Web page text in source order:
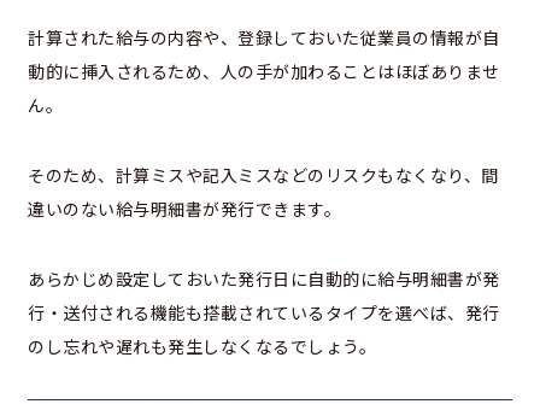
計算された給与の内容や、登録しておいた従業員の情報が自
動的に挿入されるため、人の手が加わることはほぼありませ
ん。
そのため、計算ミスや記入ミスなどのリスクもなくなり、間
違いのない給与明細書が発行できます。
あらかじめ設定しておいた発行日に自動的に給与明細書が発
行・送付される機能も搭載されているタイプを選べば、発行
のし忘れや遅れも発生しなくなるでしょう。